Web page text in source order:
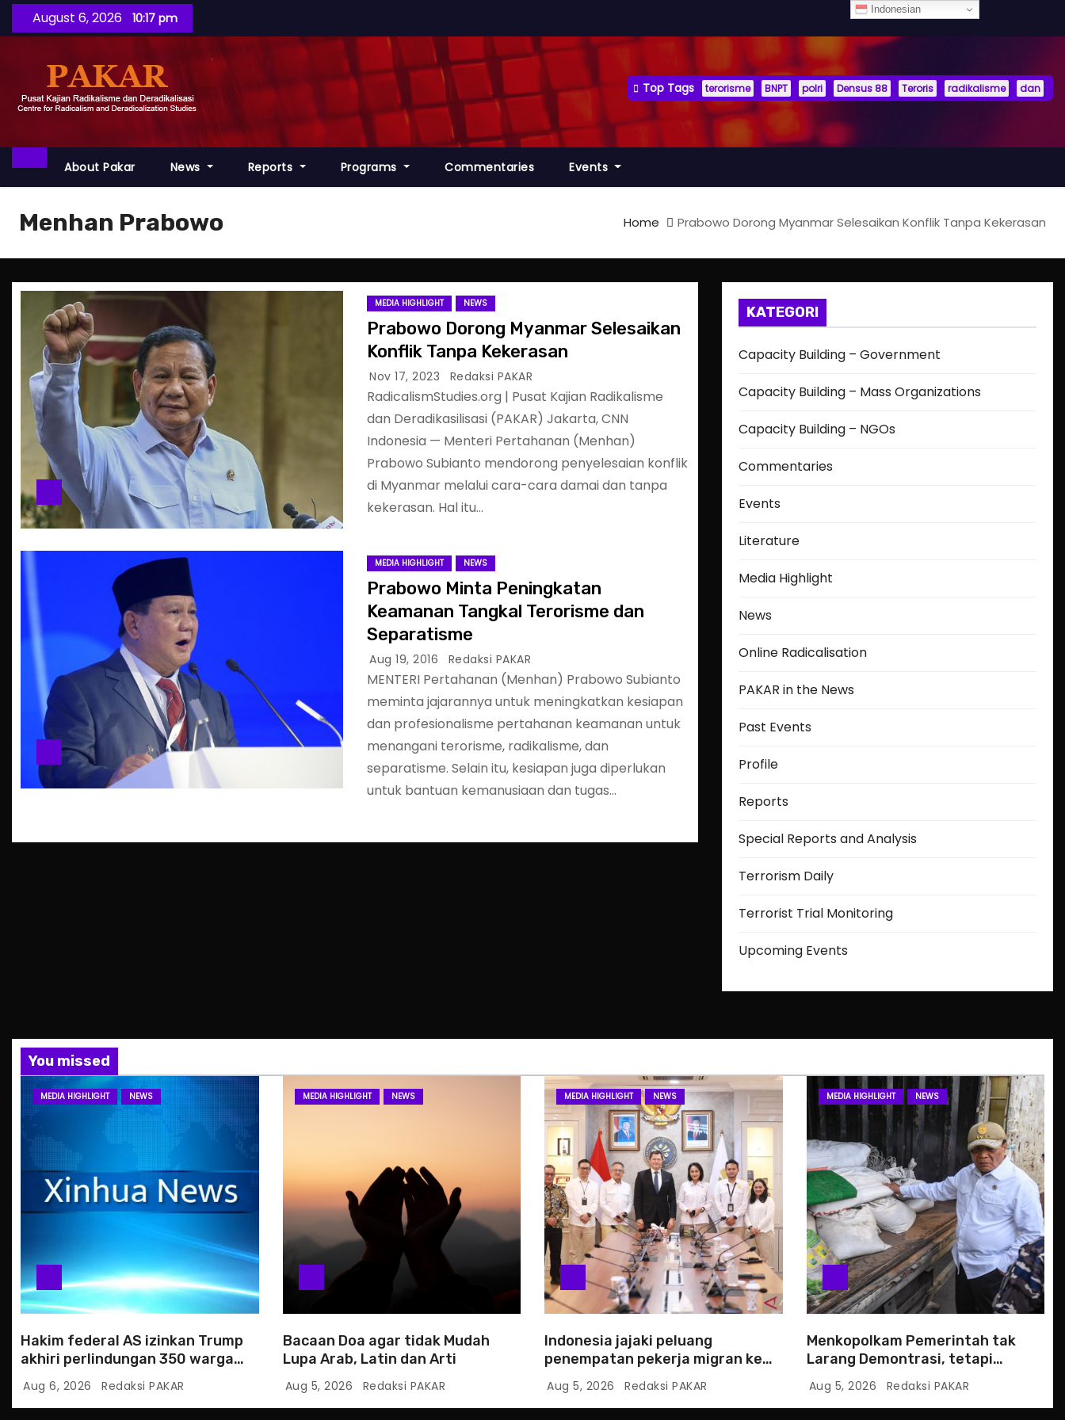
k
c
n
n
August 6, 2026 10:17 pm
Top Tags terorisme BNPT polri Densus 88 Teroris radikalisme dan
About Pakar News Reports Programs Commentaries Events
Menhan Prabowo Home Prabowo Dorong Myanmar Selesaikan Konflik Tanpa Kekerasan
MEDIA HIGHLIGHT NEWS
Prabowo Dorong Myanmar Selesaikan
Konflik Tanpa Kekerasan
Nov 17, 2023 Redaksi PAKAR
RadicalismStudies.org | Pusat Kajian Radikalisme
dan Deradikasilisasi (PAKAR) Jakarta, CNN
Indonesia — Menteri Pertahanan (Menhan)
Prabowo Subianto mendorong penyelesaian konflik
di Myanmar melalui cara-cara damai dan tanpa
kekerasan. Hal itu…
MEDIA HIGHLIGHT NEWS
Prabowo Minta Peningkatan
Keamanan Tangkal Terorisme dan
Separatisme
Aug 19, 2016 Redaksi PAKAR
MENTERI Pertahanan (Menhan) Prabowo Subianto
meminta jajarannya untuk meningkatkan kesiapan
dan profesionalisme pertahanan keamanan untuk
menangani terorisme, radikalisme, dan
separatisme. Selain itu, kesiapan juga diperlukan
untuk bantuan kemanusiaan dan tugas…
KATEGORI
Capacity Building – Government
Capacity Building – Mass Organizations
Capacity Building – NGOs
Commentaries
Events
Literature
Media Highlight
News
Online Radicalisation
PAKAR in the News
Past Events
Profile
Reports
Special Reports and Analysis
Terrorism Daily
Terrorist Trial Monitoring
Upcoming Events
You missed
MEDIA HIGHLIGHT NEWS
Hakim federal AS izinkan Trump
akhiri perlindungan 350 warga
Haiti
Aug 6, 2026 Redaksi PAKAR
MEDIA HIGHLIGHT NEWS
Bacaan Doa agar tidak Mudah
Lupa Arab, Latin dan Arti
Aug 5, 2026 Redaksi PAKAR
MEDIA HIGHLIGHT NEWS
Indonesia jajaki peluang
penempatan pekerja migran ke
Slowakia
Aug 5, 2026 Redaksi PAKAR
MEDIA HIGHLIGHT NEWS
Menkopolkam Pemerintah tak
Larang Demontrasi, tetapi
Anarkistis
Aug 5, 2026 Redaksi PAKAR
Indonesian